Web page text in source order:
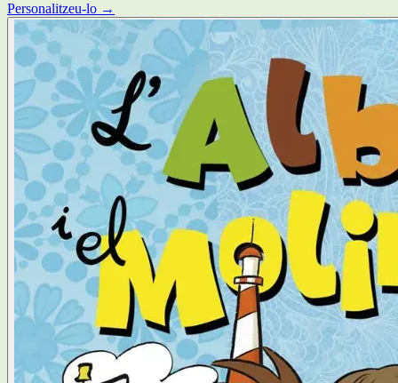
Personalitzeu-lo →